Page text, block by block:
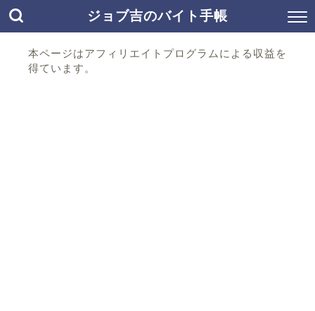
ジョブ吉のバイト手帳
本ページはアフィリエイトプログラムによる収益を
得ています。